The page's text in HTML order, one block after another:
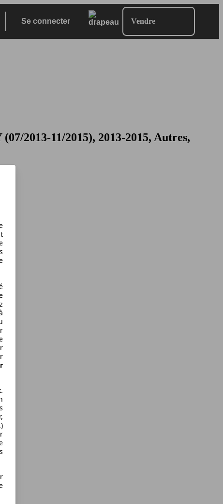
Se connecter Vendre
2013-11/2015), 2013-2015, Autres,